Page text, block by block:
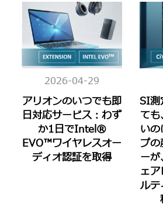
2026-04-29
アリオンのいつでも即
日対応サービス：わず
か1日でIntel®
EVO™ワイヤレスオー
ディオ認証を取得
SI測
て
い
プ
ー
ェ
ルテ